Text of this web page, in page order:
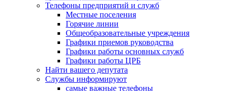
Телефоны предприятий и служб
Местные поселения
Горячие линии
Общеобразовательные учреждения
Графики приемов руководства
Графики работы основных служб
Графики работы ЦРБ
Найти вашего депутата
Службы информируют
самые важные телефоны